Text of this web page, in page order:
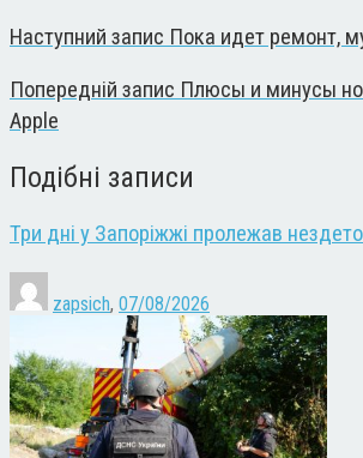
Наступний запис Пока идет ремонт,
Попередній запис Плюсы и минусы
Apple
Подібні записи
Три дні у Запоріжжі пролежав
zapsich, 07/08/2026